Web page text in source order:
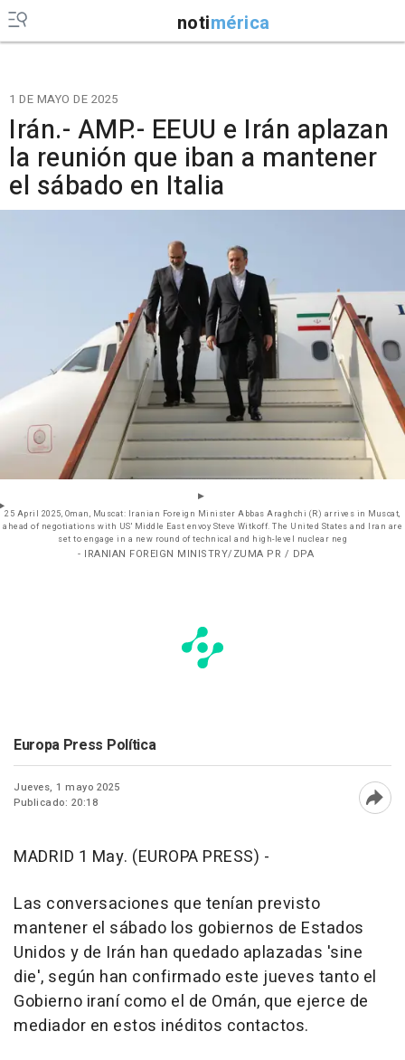
notimérica
1 DE MAYO DE 2025
Irán.- AMP.- EEUU e Irán aplazan
la reunión que iban a mantener
el sábado en Italia
25 April 2025, Oman, Muscat: Iranian Foreign Minister Abbas Araghchi (R) arrives in Muscat,
ahead of negotiations with US' Middle East envoy Steve Witkoff. The United States and Iran are
set to engage in a new round of technical and high-level nuclear neg
- IRANIAN FOREIGN MINISTRY/ZUMA PR / DPA
Europa Press Política
Jueves, 1 mayo 2025
Publicado: 20:18
MADRID 1 May. (EUROPA PRESS) -
Las conversaciones que tenían previsto
mantener el sábado los gobiernos de Estados
Unidos y de Irán han quedado aplazadas 'sine
die', según han confirmado este jueves tanto el
Gobierno iraní como el de Omán, que ejerce de
mediador en estos inéditos contactos.